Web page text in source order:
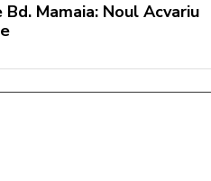
Mamaia: Noul Acvariu